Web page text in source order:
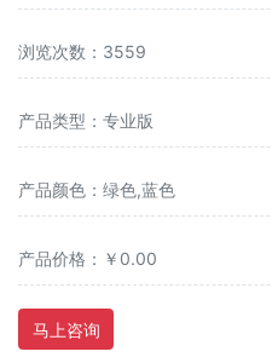
浏览次数：3559
产品类型：专业版
产品颜色：绿色,蓝色
产品价格：￥0.00
马上咨询